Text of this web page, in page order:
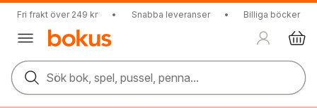
Fri frakt över 249 kr • Snabba leveranser • Billiga böcker
Sök bok, spel, pussel, penna...